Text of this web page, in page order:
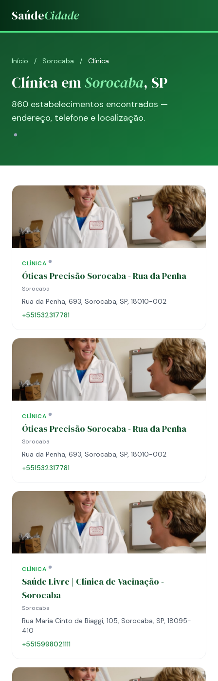
SaúdeCidade
Início / Sorocaba / Clínica
Clínica emSorocaba, SP
860 estabelecimentos encontrados —
endereço, telefone e localização.
CLÍNICA
Óticas Precisão Sorocaba - Rua da Penha
Sorocaba
Rua da Penha, 693, Sorocaba, SP, 18010-002
+551532317781
CLÍNICA
Óticas Precisão Sorocaba - Rua da Penha
Sorocaba
Rua da Penha, 693, Sorocaba, SP, 18010-002
+551532317781
CLÍNICA
Saúde Livre | Clínica de Vacinação -
Sorocaba
Sorocaba
Rua Maria Cinto de Biaggi, 105, Sorocaba, SP, 18095-
410
+5515998021111